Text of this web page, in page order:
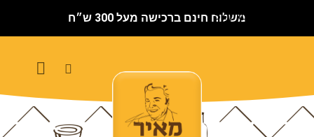
Skip to main contentמשלוח חינם ברכישה מעל 300 ש״ח